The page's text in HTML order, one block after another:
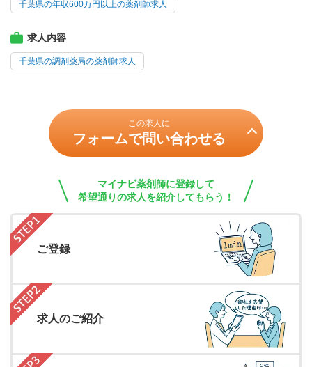
千葉県の年収600万円以上の薬剤師求人
求人内容
千葉県の調剤薬局の薬剤師求人
この求人に
フォームで問い合わせる
マイナビ薬剤師に登録して
希望通りの求人を紹介してもらう！
ご登録
求人のご紹介